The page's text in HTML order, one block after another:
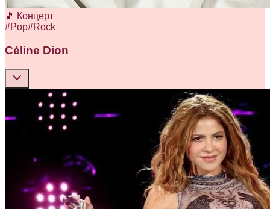
🎵 Концерт
#Pop#Rock
Céline Dion